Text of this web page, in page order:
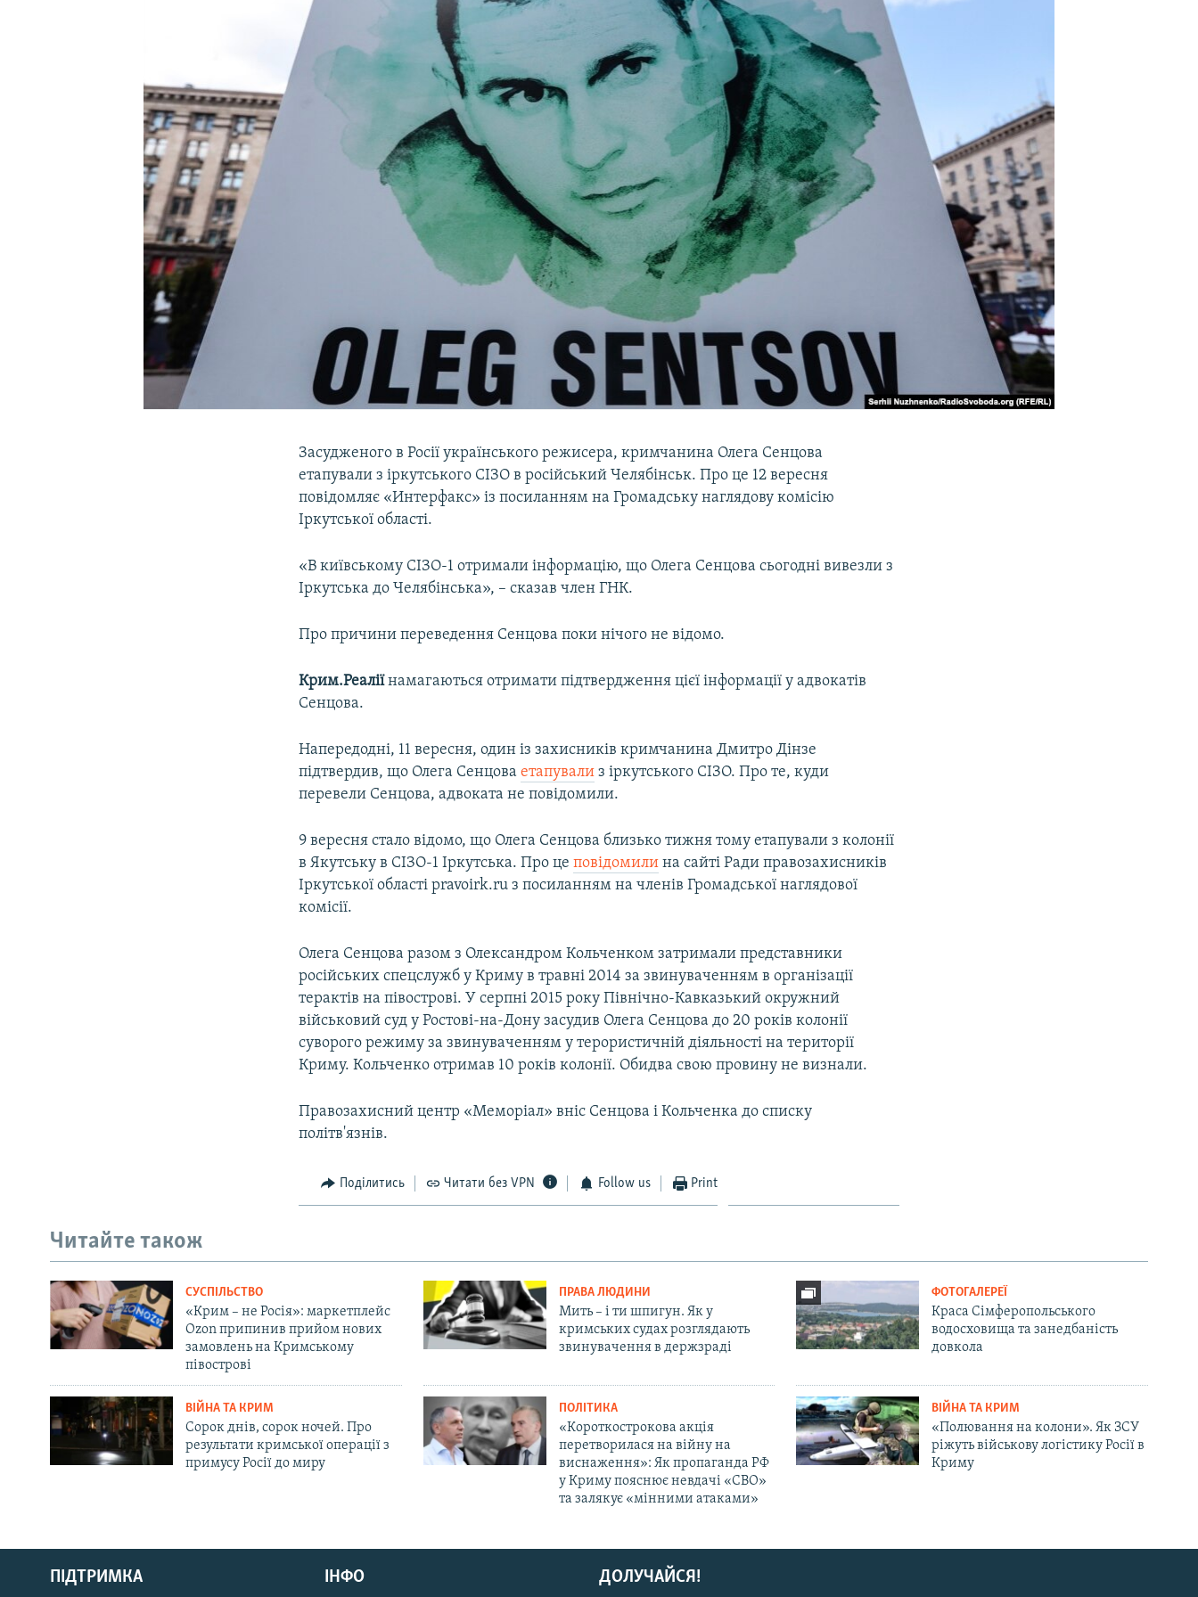
Русский
Qırımtatar
Засудженого в Росії українського режисера, кримчанина Олега Сенцова
етапували з іркутського СІЗО в російський Челябінськ. Про це 12 вересня
повідомляє «Интерфакс» із посиланням на Громадську наглядову комісію
Іркутської області.
«В київському СІЗО-1 отримали інформацію, що Олега Сенцова сьогодні вивезли з
Іркутська до Челябінська», – сказав член ГНК.
Про причини переведення Сенцова поки нічого не відомо.
Крим.Реаліїнамагаються отримати підтвердження цієї інформації у адвокатів
Сенцова.
Напередодні, 11 вересня, один із захисників кримчанина Дмитро Дінзе
підтвердив, що Олега Сенцоваетапували з іркутського СІЗО. Про те, куди
перевели Сенцова, адвоката не повідомили.
9 вересня стало відомо, що Олега Сенцова близько тижня тому етапували з колонії
в Якутську в СІЗО-1 Іркутська. Про цеповідомили на сайті Ради правозахисників
Іркутської області pravoirk.ru з посиланням на членів Громадської наглядової
комісії.
Олега Сенцова разом з Олександром Кольченком затримали представники
російських спецслужб у Криму в травні 2014 за звинуваченням в організації
терактів на півострові. У серпні 2015 року Північно-Кавказький окружний
військовий суд у Ростові-на-Дону засудив Олега Сенцова до 20 років колонії
суворого режиму за звинуваченням у терористичній діяльності на території
Криму. Кольченко отримав 10 років колонії. Обидва свою провину не визнали.
Правозахисний центр «Меморіал» вніс Сенцова і Кольченка до списку
політв'язнів.
Поділитись Читати без VPN Follow us Print
Читайте також
СУСПІЛЬСТВО
«Крим – не Росія»: маркетплейс
Ozon припинив прийом нових
замовлень на Кримському
півострові
ПРАВА ЛЮДИНИ
Мить – і ти шпигун. Як у
кримських судах розглядають
звинувачення в держзраді
ФОТОГАЛЕРЕЇ
Краса Сімферопольського
водосховища та занедбаність
довкола
ВІЙНА ТА КРИМ
Сорок днів, сорок ночей. Про
результати кримської операції з
примусу Росії до миру
ПОЛІТИКА
«Короткострокова акція
перетворилася на війну на
виснаження»: Як пропаганда РФ
у Криму пояснює невдачі «СВО»
та залякує «мінними атаками»
ВІЙНА ТА КРИМ
«Полювання на колони». Як ЗСУ
ріжуть військову логістику Росії в
Криму
ДОЛУЧАЙСЯ!
ПІДТРИМКА ІНФО